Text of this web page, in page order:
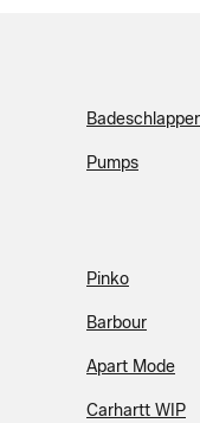
Pumps
Pinko
Barbour
Apart Mode
Carhartt WIP